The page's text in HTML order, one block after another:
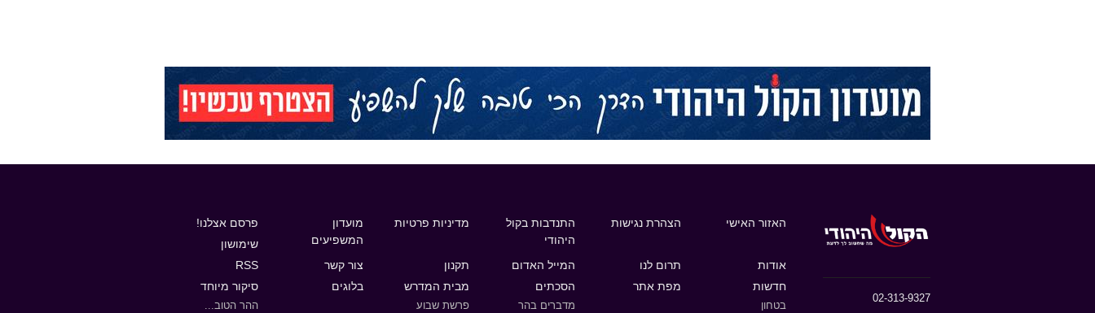
02-313-9327
האזור האישי הצהרת נגישות
התנדבות בקול
היהודי
מדיניות פרטיות
מועדון
המשפיעים
פרסם אצלנו!
שימושון
אודות
תרום לנו המייל האדום תקנון צור קשר
RSS
חדשות
בטחון
מפת אתר הסכתים
מדברים בהר
מבית המדרש
פרשת שבוע
בלוגים סיקור מיוחד
ההר הטוב...